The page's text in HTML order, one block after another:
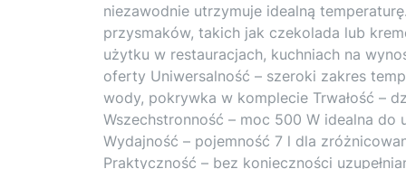
niezawodnie utrzymuje idealną
przysmaków, takich jak czekolada lub
użytku w restauracjach, kuchniach na
oferty Uniwersalność – szeroki zakres
wody, pokrywka w komplecie Trwałość –
Wszechstronność – moc 500 W idealna do
Wydajność – pojemność 7 l dla
Praktyczność – bez konieczności